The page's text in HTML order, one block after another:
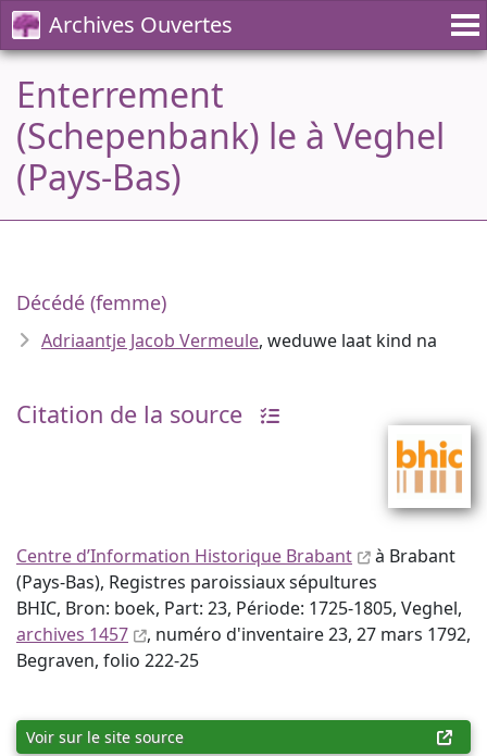
Archives Ouvertes
Enterrement
(Schepenbank) le à Veghel
(Pays-Bas)
Décédé (femme)
Adriaantje Jacob Vermeule, weduwe laat kind na
Citation de la source
Centre d’Information Historique Brabant
à Brabant
(Pays-Bas), Registres paroissiaux sépultures
BHIC, Bron: boek, Part: 23, Période: 1725-1805, Veghel,
archives 1457
, numéro d'inventaire 23, 27 mars 1792,
Begraven, folio 222-25
Voir sur le site source